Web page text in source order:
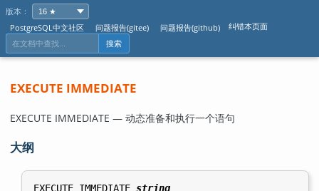
版本：
PostgreSQL中文社区
问题报告(gitee) 问题报告(github) 纠错本页面
搜索
EXECUTE IMMEDIATE
EXECUTE IMMEDIATE — 动态准备和执行一个语句
大纲
EXECUTE IMMEDIATE string